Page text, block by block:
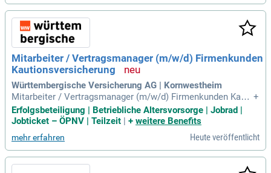
Mitarbeiter / Vertragsmanager (m/w/d) Firmenkunden
Kautionsversicherung
Württembergische Versicherung AG | Kornwestheim
Mitarbeiter / Vertragsmanager (m/w/d) Firmenkunden Kauti
onsversicherung: Kennziffer: 35155; Standort: Kornwesthei
m: Aufgaben: Bearbeitung von Versicherungsanträgen, Vertr
herung; Selbstständige Verwaltung
+
Erfolgsbeteiligung | Betriebliche Altersvorsorge | Jobrad |
Jobticket – ÖPNV | Teilzeit | + weitere Benefits
mehr erfahren Heute veröffentlicht